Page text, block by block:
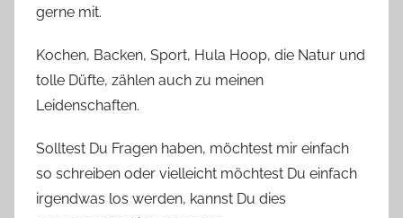
gerne mit.
Kochen, Backen, Sport, Hula Hoop, die Natur und
tolle Düfte, zählen auch zu meinen
Leidenschaften.
Solltest Du Fragen haben, möchtest mir einfach
so schreiben oder vielleicht möchtest Du einfach
irgendwas los werden, kannst Du dies